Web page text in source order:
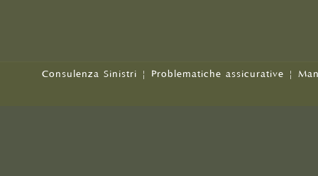
Consulenza Sinistri | Problematiche assicurative |